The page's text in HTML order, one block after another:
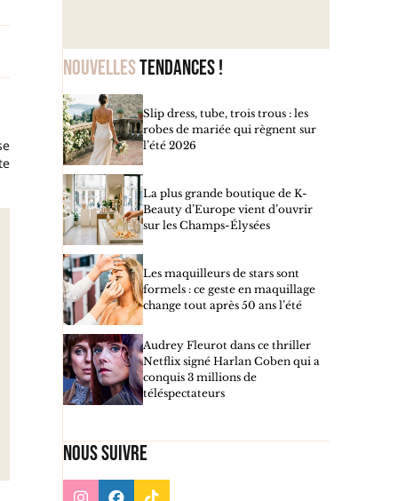
Nouvellestendances !
Slip dress, tube, trois trous : les
robes de mariée qui règnent sur
l’été 2026
La plus grande boutique de K-
Beauty d’Europe vient d’ouvrir
sur les Champs-Élysées
Les maquilleurs de stars sont
formels : ce geste en maquillage
change tout après 50 ans l’été
Audrey Fleurot dans ce thriller
Netflix signé Harlan Coben qui a
conquis 3 millions de
téléspectateurs
Nous suivre